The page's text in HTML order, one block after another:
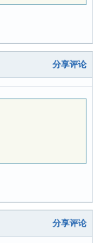
分享评论
分享评论